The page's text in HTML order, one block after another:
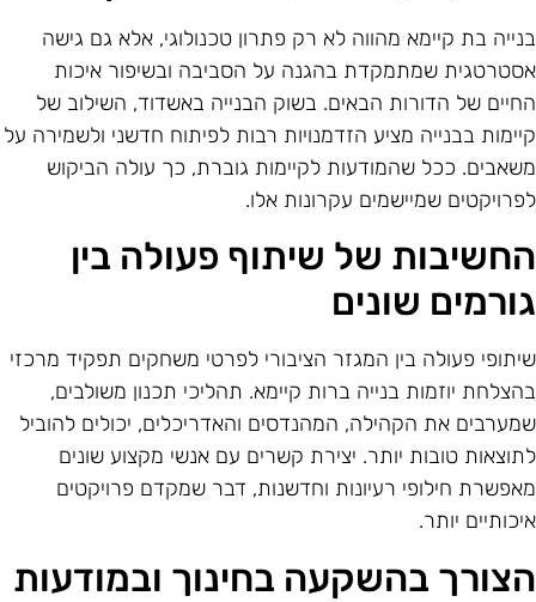
בת קיימא מהווה לא רק פתרון טכנולוגי, אלא גם גישה
שמתמקדת בהגנה על הסביבה ובשיפור איכות
של הדורות הבאים. בשוק הבנייה באשדוד, השילוב של
בבנייה מציע הזדמנויות רבות לפיתוח חדשני ולשמירה על
ככל שהמודעות לקיימות גוברת, כך עולה הביקוש
שמיישמים עקרונות אלו.
של שיתוף פעולה בין
שונים
פעולה בין המגזר הציבורי לפרטי משחקים תפקיד מרכזי
יוזמות בנייה ברות קיימא. תהליכי תכנון משולבים,
את הקהילה, המהנדסים והאדריכלים, יכולים להוביל
טובות יותר. יצירת קשרים עם אנשי מקצוע שונים
חילופי רעיונות וחדשנות, דבר שמקדם פרויקטים
יותר.
בהשקעה בחינוך ובמודעות